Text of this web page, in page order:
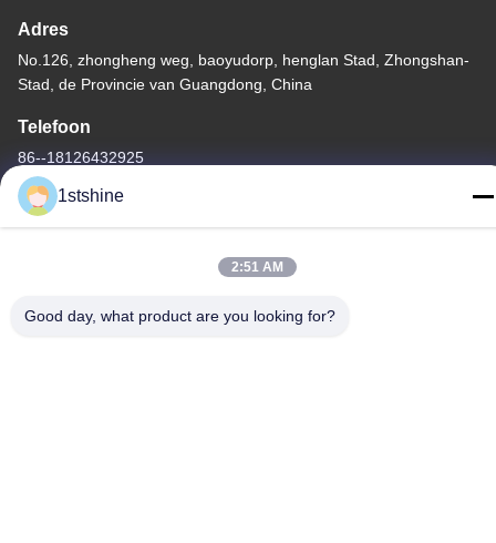
Adres
No.126, zhongheng weg, baoyudorp, henglan Stad, Zhongshan-
Stad, de Provincie van Guangdong, China
Telefoon
86--18126432925
De Goede Kwaliteit van China Verre LEIDENE Plafondventilator
1stshine
2:51 AM
Good day, what product are you looking for?